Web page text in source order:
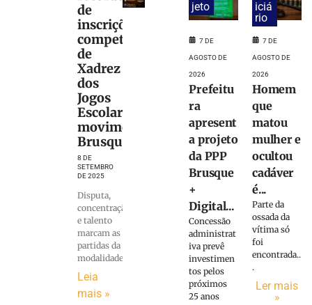
de
inscrições:
competição
de
Xadrez
dos
Jogos
Escolares
movimentam
Brusque
8 DE
SETEMBRO
DE 2025
Disputa,
concentração
e talento
marcam as
partidas da
modalidade
Leia
mais »
jeto
7 DE
AGOSTO DE
2026
Prefeitu
ra
apresent
a projeto
da PPP
Brusque
+
Digital...
Concessão
administrat
iva prevê
investimen
tos pelos
próximos
25 anos
iciá
rio
7 DE
AGOSTO DE
2026
Homem
que
matou
mulher e
ocultou
cadáver
é...
Parte da
ossada da
vítima só
foi
encontrada..
.
Ler mais
»